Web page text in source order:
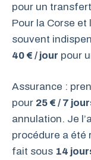
pour un
Pour la Corse
souvent
40 € / jour pour
Assurance :
pour 25 € / 7
annulation. Je
procédure a été
fait sous 14